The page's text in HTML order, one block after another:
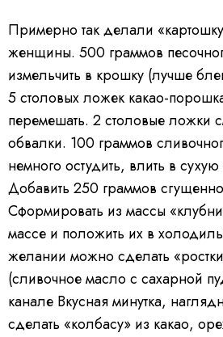
Примерно так делали
женщины. 500 граммов
измельчить в крошку (лучше
5 столовых ложек какао-
перемешать. 2 столовые ложки
обвалки. 100 граммов
немного остудить, влить в
Добавить 250 граммов
Сформировать из массы
массе и положить их в
желании можно сделать
(сливочное масло с сахарной
канале Вкусная минутка,
сделать «колбасу» из какао,